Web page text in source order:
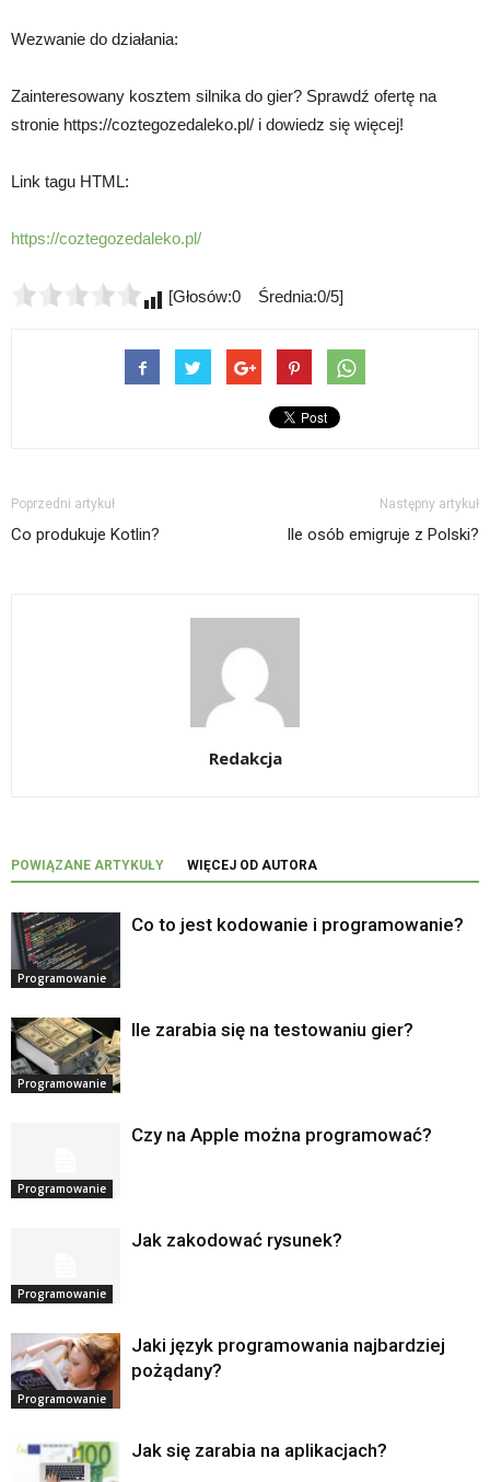
Wezwanie do działania:
Zainteresowany kosztem silnika do gier? Sprawdź ofertę na
stronie https://coztegozedaleko.pl/ i dowiedz się więcej!
Link tagu HTML:
https://coztegozedaleko.pl/
[Głosów:0 Średnia:0/5]
Poprzedni artykuł
Co produkuje Kotlin?
Następny artykuł
Ile osób emigruje z Polski?
Redakcja
POWIĄZANE ARTYKUŁY WIĘCEJ OD AUTORA
Programowanie
Co to jest kodowanie i programowanie?
Programowanie
Ile zarabia się na testowaniu gier?
Programowanie
Czy na Apple można programować?
Programowanie
Jak zakodować rysunek?
Programowanie
Jaki język programowania najbardziej
pożądany?
Jak się zarabia na aplikacjach?